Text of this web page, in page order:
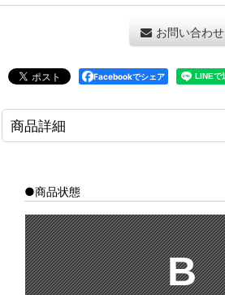
お問い合わせ
Facebookでシェア
商品詳細
●商品状態
B